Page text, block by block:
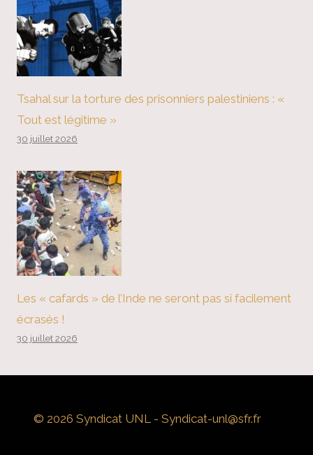
Tsahal sur la torture des prisonniers palestiniens : «
Tout est légitime »
30 juillet 2026
Les « cafards » de l’Inde ne seront pas si facilement
écrasés !
30 juillet 2026
© 2026 Syndicat UNL - Syndicat-unl@sfr.fr